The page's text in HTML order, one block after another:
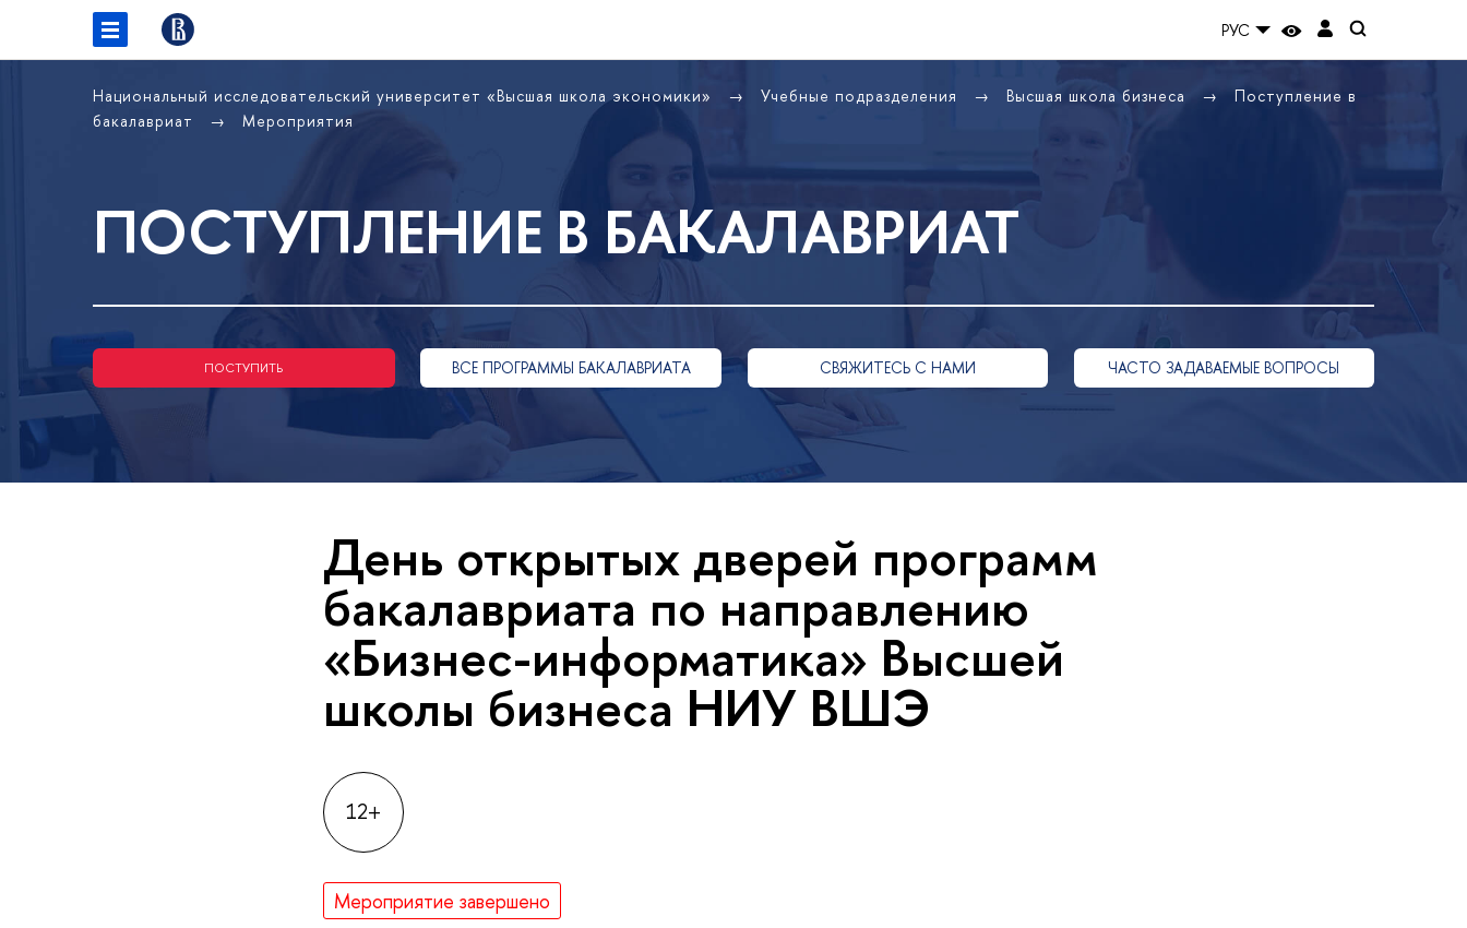
РУС
Национальный исследовательский университет «Высшая школа экономики» Учебные подразделения Высшая школа бизнеса
Поступление в
бакалавриат
Мероприятия
ПОСТУПЛЕНИЕ В БАКАЛАВРИАТ
ПОСТУПИТЬ ВСЕ ПРОГРАММЫ БАКАЛАВРИАТА СВЯЖИТЕСЬ С НАМИ ЧАСТО ЗАДАВАЕМЫЕ ВОПРОСЫ
День открытых дверей программ
бакалавриата по направлению
«Бизнес-информатика» Высшей
школы бизнеса НИУ ВШЭ
12+
Мероприятие завершено